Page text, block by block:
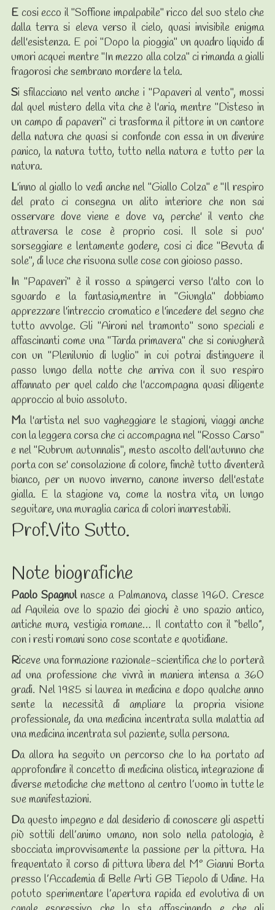
E cosi ecco il "Soffione impalpabile" ricco del suo stelo che
dalla terra si eleva verso il cielo, quasi invisibile enigma
dell'esistenza. E poi "Dopo la pioggia" un quadro liquido di
umori acquei mentre "In mezzo alla colza" ci rimanda a gialli
fragorosi che sembrano mordere la tela.
Si sfilacciano nel vento anche i "Papaveri al vento", mossi
dal quel mistero della vita che è l'aria, mentre "Disteso in
un campo di papaveri" ci trasforma il pittore in un cantore
della natura che quasi si confonde con essa in un divenire
panico, la natura tutto, tutto nella natura e tutto per la
natura.
L'inno al giallo lo vedi anche nel "Giallo Colza" e "Il respiro
del prato ci consegna un alito interiore che non sai
osservare dove viene e dove va, perche' il vento che
attraversa le cose è proprio cosi. Il sole si puo'
sorseggiare e lentamente godere, cosi ci dice "Bevuta di
sole", di luce che risuona sulle cose con gioioso passo.
In "Papaveri" è il rosso a spingerci verso l'alto con lo
sguardo e la fantasia,mentre in "Giungla" dobbiamo
apprezzare l'intreccio cromatico e l'incedere del segno che
tutto avvolge. Gli "Aironi nel tramonto" sono speciali e
affascinanti come una "Tarda primavera" che si coniugherà
con un "Plenilunio di luglio" in cui potrai distinguere il
passo lungo della notte che arriva con il suo respiro
affannato per quel caldo che l'accompagna quasi diligente
approccio al buio assoluto.
Ma l'artista nel suo vagheggiare le stagioni, viaggi anche
con la leggera corsa che ci accompagna nel "Rosso Carso"
e nel "Rubrum autunnalis", mesto ascolto dell'autunno che
porta con se' consolazione di colore, finchè tutto diventerà
bianco, per un nuovo inverno, canone inverso dell'estate
gialla. E la stagione va, come la nostra vita, un lungo
seguitare, una muraglia carica di colori inarrestabili.
Prof.Vito Sutto.
Note biografiche
Paolo Spagnulnasce a Palmanova, classe 1960. Cresce
ad Aquileia ove lo spazio dei giochi è uno spazio antico,
antiche mura, vestigia romane… Il contatto con il “bello”,
con i resti romani sono cose scontate e quotidiane.
Riceve una formazione razionale-scientifica che lo porterà
ad una professione che vivrà in maniera intensa a 360
gradi. Nel 1985 si laurea in medicina e dopo qualche anno
sente la necessità di ampliare la propria visione
professionale, da una medicina incentrata sulla malattia ad
una medicina incentrata sul paziente, sulla persona.
Da allora ha seguito un percorso che lo ha portato ad
approfondire il concetto di medicina olistica, integrazione di
diverse metodiche che mettono al centro l’uomo in tutte le
sue manifestazioni.
Da questo impegno e dal desiderio di conoscere gli aspetti
più sottili dell’animo umano, non solo nella patologia, è
sbocciata improvvisamente la passione per la pittura. Ha
frequentato il corso di pittura libera del M° Gianni Borta
presso l’Accademia di Belle Arti GB Tiepolo di Udine. Ha
potuto sperimentare l’apertura rapida ed evolutiva di un